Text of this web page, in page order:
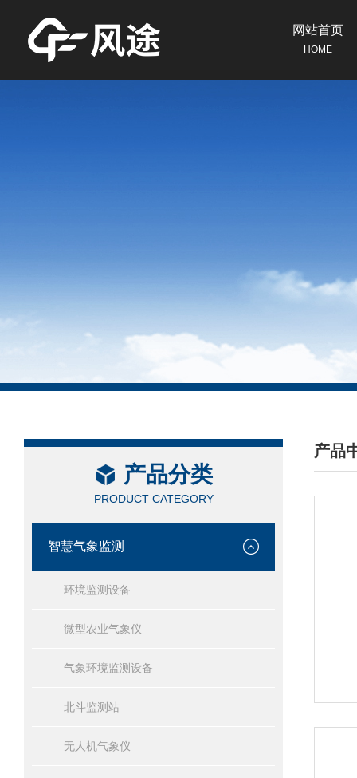
网站首页
HOME
产品分类
PRODUCT CATEGORY
智慧气象监测
环境监测设备
微型农业气象仪
气象环境监测设备
北斗监测站
无人机气象仪
产品
/